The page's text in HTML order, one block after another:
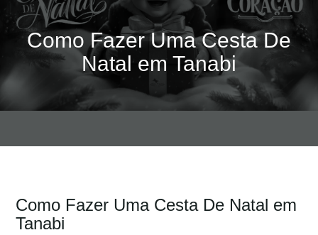
Como Fazer Uma Cesta De
Natal em Tanabi
Como Fazer Uma Cesta De Natal em
Tanabi